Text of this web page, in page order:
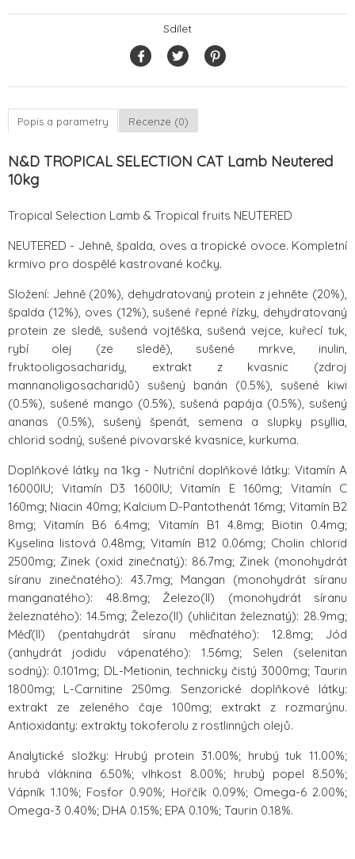
Sdílet
Popis a parametry Recenze (0)
N&D TROPICAL SELECTION CAT Lamb Neutered
10kg
Tropical Selection Lamb & Tropical fruits NEUTERED
NEUTERED - Jehně, špalda, oves a tropické ovoce. Kompletní
krmivo pro dospělé kastrované kočky.
Složení: Jehně (20%), dehydratovaný protein z jehněte (20%),
špalda (12%), oves (12%), sušené řepné řízky, dehydratovaný
protein ze sledě, sušená vojtěška, sušená vejce, kuřecí tuk,
rybí olej (ze sledě), sušené mrkve, inulin,
fruktooligosacharidy, extrakt z kvasnic (zdroj
mannanoligosacharidů) sušený banán (0.5%), sušené kiwi
(0.5%), sušené mango (0.5%), sušená papája (0.5%), sušený
ananas (0.5%), sušený špenát, semena a slupky psyllia,
chlorid sodný, sušené pivovarské kvasnice, kurkuma.
Doplňkové látky na 1kg - Nutriční doplňkové látky: Vitamín A
16000IU; Vitamín D3 1600IU; Vitamín E 160mg; Vitamín C
160mg; Niacin 40mg; Kalcium D-Pantothenát 16mg; Vitamín B2
8mg; Vitamín B6 6.4mg; Vitamín B1 4.8mg; Biotin 0.4mg;
Kyselina listová 0.48mg; Vitamín B12 0.06mg; Cholin chlorid
2500mg; Zinek (oxid zinečnatý): 86.7mg; Zinek (monohydrát
síranu zinečnatého): 43.7mg; Mangan (monohydrát síranu
manganatého): 48.8mg; Železo(II) (monohydrát síranu
železnatého): 14.5mg; Železo(II) (uhličitan železnatý): 28.9mg;
Měď(II) (pentahydrát síranu měďnatého): 12.8mg; Jód
(anhydrát jodidu vápenatého): 1.56mg; Selen (selenitan
sodný): 0.101mg; DL-Metionin, technicky čistý 3000mg; Taurin
1800mg; L-Carnitine 250mg. Senzorické doplňkové látky:
extrakt ze zeleného čaje 100mg; extrakt z rozmarýnu.
Antioxidanty: extrakty tokoferolu z rostlinných olejů.
Analytické složky: Hrubý protein 31.00%; hrubý tuk 11.00%;
hrubá vláknina 6.50%; vlhkost 8.00%; hrubý popel 8.50%;
Vápník 1.10%; Fosfor 0.90%; Hořčík 0.09%; Omega-6 2.00%;
Omega-3 0.40%; DHA 0.15%; EPA 0.10%; Taurin 0.18%.